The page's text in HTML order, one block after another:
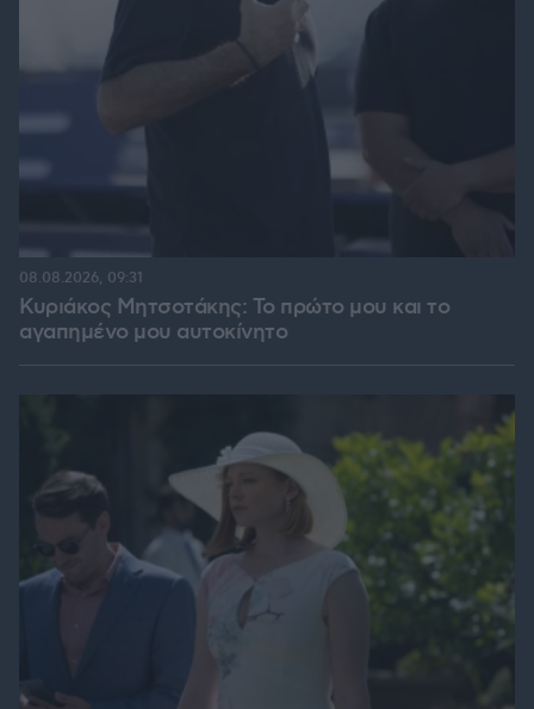
Κυριάκος Μητσοτάκης: Το πρώτο μου και το
αγαπημένο μου αυτοκίνητο
08.08.2026, 09:31